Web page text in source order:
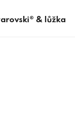
& lůžka